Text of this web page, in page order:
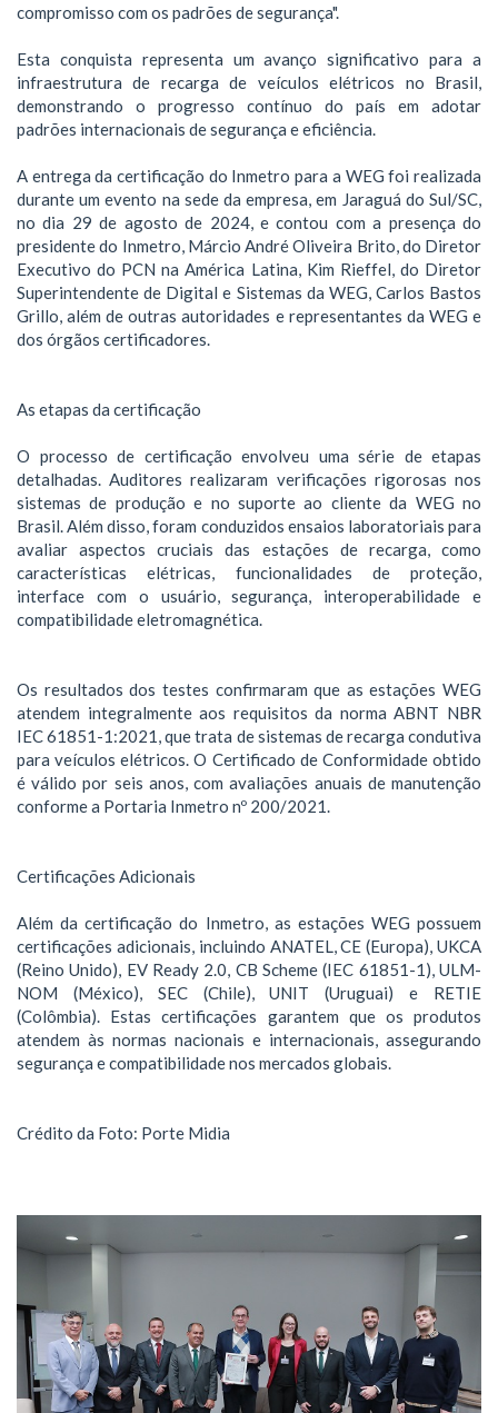
compromisso com os padrões de segurança".
Esta conquista representa um avanço significativo para a
infraestrutura de recarga de veículos elétricos no Brasil,
demonstrando o progresso contínuo do país em adotar
padrões internacionais de segurança e eficiência.
A entrega da certificação do Inmetro para a WEG foi realizada
durante um evento na sede da empresa, em Jaraguá do Sul/SC,
no dia 29 de agosto de 2024, e contou com a presença do
presidente do Inmetro, Márcio André Oliveira Brito, do Diretor
Executivo do PCN na América Latina, Kim Rieffel, do Diretor
Superintendente de Digital e Sistemas da WEG, Carlos Bastos
Grillo, além de outras autoridades e representantes da WEG e
dos órgãos certificadores.
As etapas da certificação
O processo de certificação envolveu uma série de etapas
detalhadas. Auditores realizaram verificações rigorosas nos
sistemas de produção e no suporte ao cliente da WEG no
Brasil. Além disso, foram conduzidos ensaios laboratoriais para
avaliar aspectos cruciais das estações de recarga, como
características elétricas, funcionalidades de proteção,
interface com o usuário, segurança, interoperabilidade e
compatibilidade eletromagnética.
Os resultados dos testes confirmaram que as estações WEG
atendem integralmente aos requisitos da norma ABNT NBR
IEC 61851-1:2021, que trata de sistemas de recarga condutiva
para veículos elétricos. O Certificado de Conformidade obtido
é válido por seis anos, com avaliações anuais de manutenção
conforme a Portaria Inmetro nº 200/2021.
Certificações Adicionais
Além da certificação do Inmetro, as estações WEG possuem
certificações adicionais, incluindo ANATEL, CE (Europa), UKCA
(Reino Unido), EV Ready 2.0, CB Scheme (IEC 61851-1), ULM-
NOM (México), SEC (Chile), UNIT (Uruguai) e RETIE
(Colômbia). Estas certificações garantem que os produtos
atendem às normas nacionais e internacionais, assegurando
segurança e compatibilidade nos mercados globais.
Crédito da Foto: Porte Midia